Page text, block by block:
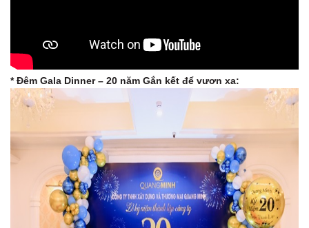
* Đêm Gala Dinner – 20 năm Gắn kết để vươn xa: